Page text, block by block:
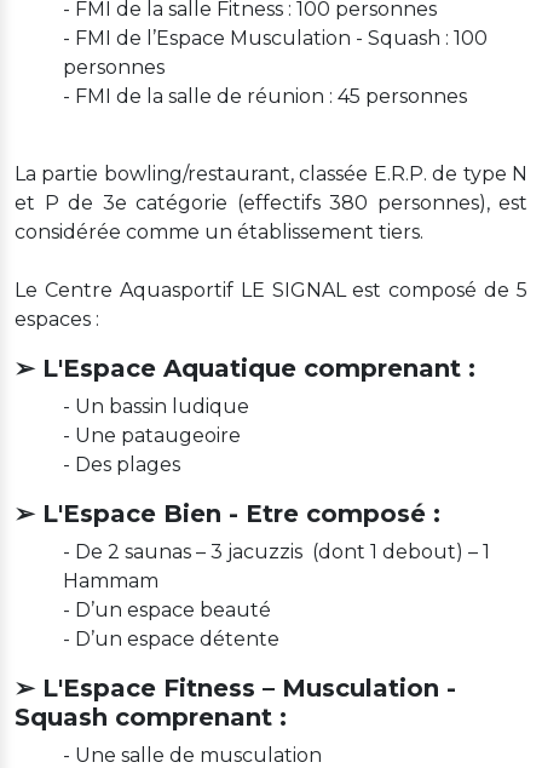
- FMI de la salle Fitness : 100 personnes
- FMI de l’Espace Musculation - Squash : 100
personnes
- FMI de la salle de réunion : 45 personnes
La partie bowling/restaurant, classée E.R.P. de type N
et P de 3e catégorie (effectifs 380 personnes), est
considérée comme un établissement tiers.
Le Centre Aquasportif LE SIGNAL est composé de 5
espaces :
➢ L'Espace Aquatique comprenant :
- Un bassin ludique
- Une pataugeoire
- Des plages
➢ L'Espace Bien - Etre composé :
- De 2 saunas – 3 jacuzzis (dont 1 debout) – 1
Hammam
- D’un espace beauté
- D’un espace détente
➢ L'Espace Fitness – Musculation -
Squash comprenant :
- Une salle de musculation